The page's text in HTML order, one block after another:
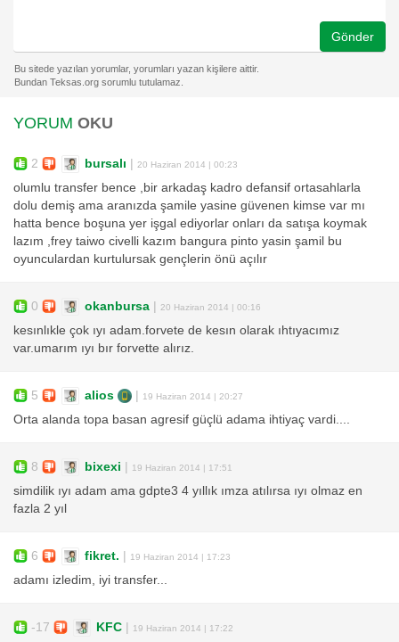
Gönder
YORUM OKU
2 bursalı | 20 Haziran 2014 | 00:23
olumlu transfer bence ,bir arkadaş kadro defansif ortasahlarla
dolu demiş ama aranızda şamile yasine güvenen kimse var mı
hatta bence boşuna yer işgal ediyorlar onları da satışa koymak
lazım ,frey taiwo civelli kazım bangura pinto yasin şamil bu
oyunculardan kurtulursak gençlerin önü açılır
0 okanbursa | 20 Haziran 2014 | 00:16
kesınlıkle çok ıyı adam.forvete de kesın olarak ıhtıyacımız
var.umarım ıyı bır forvette alırız.
5 alios | 19 Haziran 2014 | 20:27
Orta alanda topa basan agresif güçlü adama ihtiyaç vardi....
8 bixexi | 19 Haziran 2014 | 17:51
simdilik ıyı adam ama gdpte3 4 yıllık ımza atılırsa ıyı olmaz en
fazla 2 yıl
6 fikret. | 19 Haziran 2014 | 17:23
adamı izledim, iyi transfer...
-17 KFC | 19 Haziran 2014 | 17:22